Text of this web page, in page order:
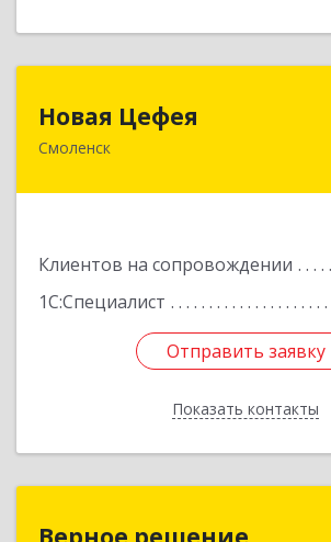
Новая Цефея
Смоленск
Клиентов на сопровождении
1С:Специалист
Отправить заявку
Показать контакты
214018, Смоленская обл,
Отправить заявку
Назад